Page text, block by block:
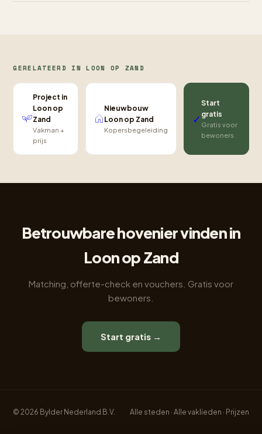
GERELATEERD IN LOON OP ZAND
Project in
Loon op
Zand
Vakman +
prijs
Nieuwbouw
Loon op Zand
Kopersbegeleiding
✓
Start
gratis
Gratis voor
bewoners
Betrouwbare hovenier vinden in
Loon op Zand
Matching, offerte-check en vouchers. Gratis voor
bewoners.
Start gratis →
© 2026 Bylder Nederland B.V. Alle steden · Alle vaklieden · Prijzen